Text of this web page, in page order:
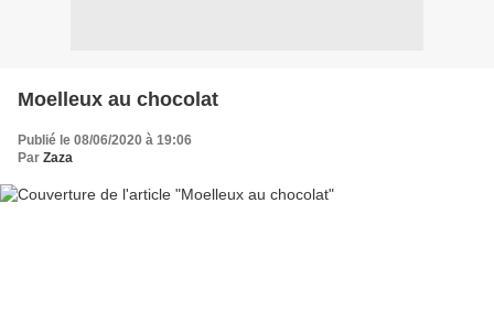
Moelleux au chocolat
Publié le 08/06/2020 à 19:06
Par Zaza